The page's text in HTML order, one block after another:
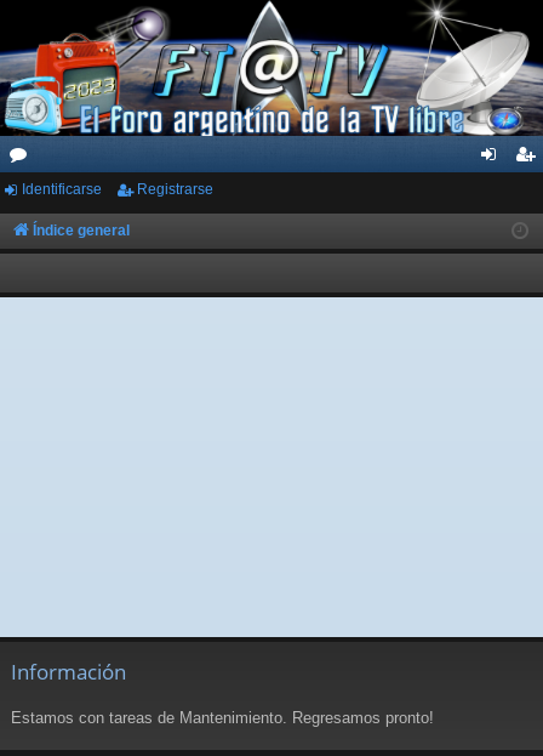
or
os
ar
ist
rs
Identificarse Registrarse
Índice general
Información
Estamos con tareas de Mantenimiento. Regresamos pronto!